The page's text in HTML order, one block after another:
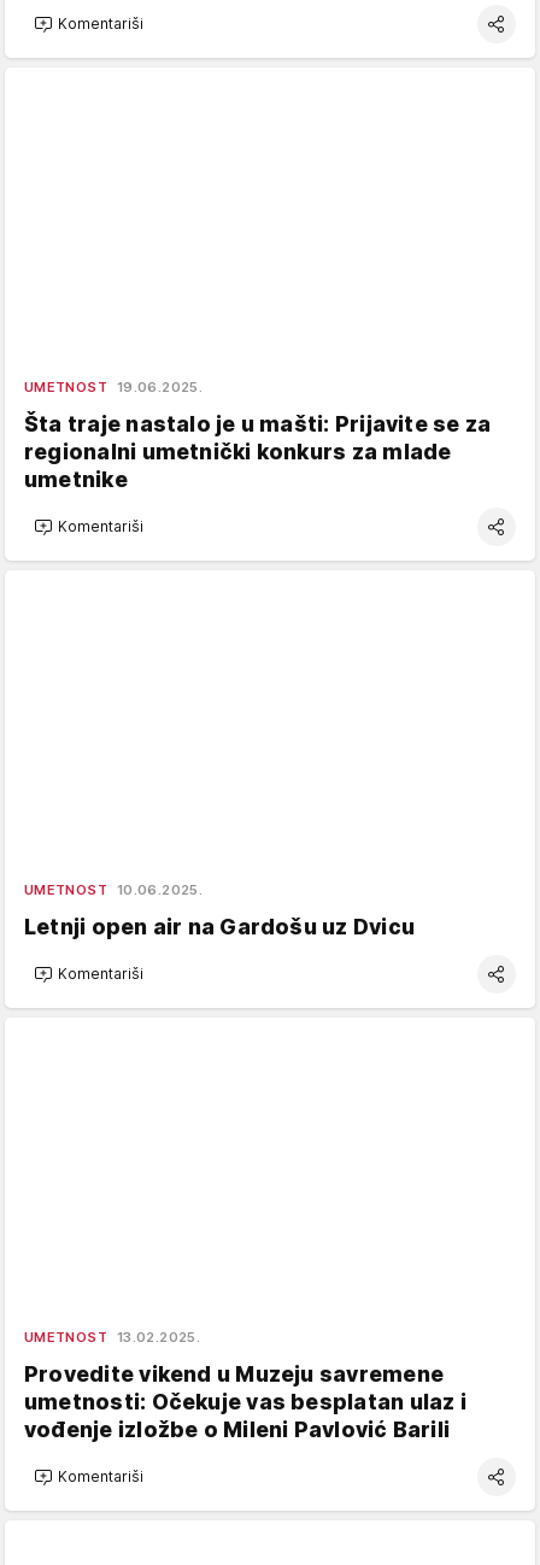
Komentariši
UMETNOST 19.06.2025.
Šta traje nastalo je u mašti: Prijavite se za
regionalni umetnički konkurs za mlade
umetnike
Komentariši
UMETNOST 10.06.2025.
Letnji open air na Gardošu uz Dvicu
Komentariši
UMETNOST 13.02.2025.
Provedite vikend u Muzeju savremene
umetnosti: Očekuje vas besplatan ulaz i
vođenje izložbe o Mileni Pavlović Barili
Komentariši